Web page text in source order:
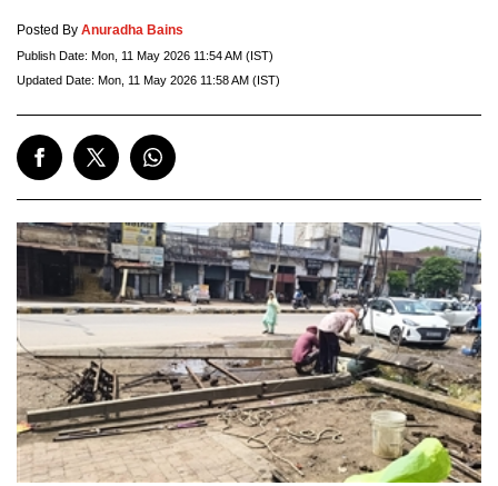
Posted By Anuradha Bains
Publish Date: Mon, 11 May 2026 11:54 AM (IST)
Updated Date: Mon, 11 May 2026 11:58 AM (IST)